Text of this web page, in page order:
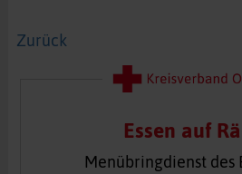
Zurück
Essen auf
Menübringdienst des